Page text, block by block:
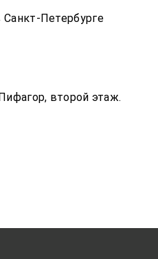
Санкт-Петербурге
второй этаж.